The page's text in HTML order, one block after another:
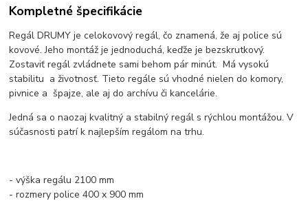
Kompletné špecifikácie
Regál DRUMY je celokovový regál, čo znamená, že aj police sú
kovové. Jeho montáž je jednoduchá, keďže je bezskrutkový.
Zostaviť regál zvládnete sami behom pár minút. Má vysokú
stabilitu a životnosť. Tieto regále sú vhodné nielen do komory,
pivnice a špajze, ale aj do archívu či kancelárie.
Jedná sa o naozaj kvalitný a stabilný regál s rýchlou montážou. V
súčasnosti patrí k najlepším regálom na trhu.
- výška regálu 2100 mm
- rozmery police 400 x 900 mm